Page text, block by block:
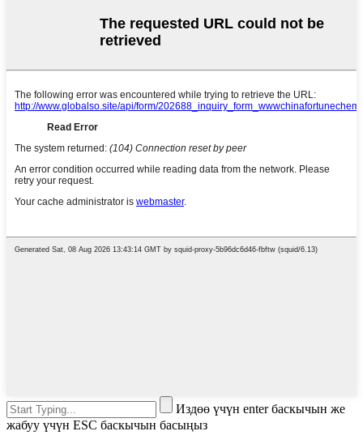
Издөө үчүн enter баскычын же
жабуу үчүн ESC баскычын басыңыз